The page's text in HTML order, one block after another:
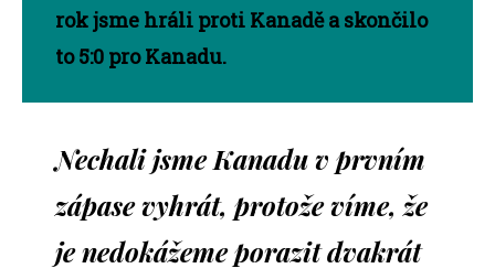
rok jsme hráli proti Kanadě a skončilo
to 5:0 pro Kanadu.
Nechali jsme Kanadu v prvním
zápase vyhrát, protože víme, že
je nedokážeme porazit dvakrát